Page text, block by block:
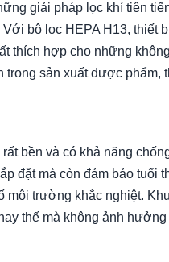
giải pháp lọc khí tiên
bộ lọc HEPA H13, thiết
thích hợp cho những
trong sản xuất dược phẩm,
bền và có khả năng
đặt mà còn đảm bảo tuổi
môi trường khắc nghiệt.
thế mà không ảnh hưởng